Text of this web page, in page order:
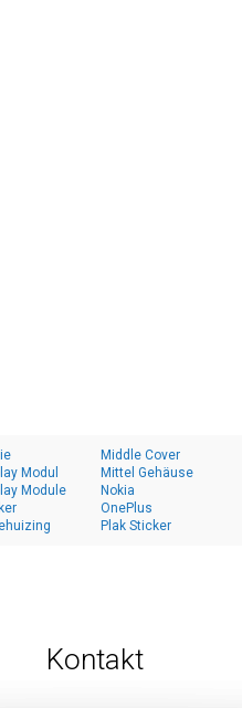
Modul
Module
Middle Cover
Mittel Gehäuse
Nokia
OnePlus
Plak Sticker
Kontakt